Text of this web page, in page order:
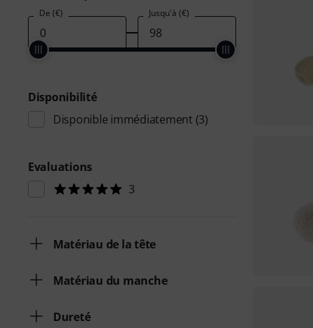
De (€) Jusqu'à (€)
Disponibilité
Disponible immédiatement (3)
Evaluations
3
Matériau de la tête
Matériau du manche
Dureté